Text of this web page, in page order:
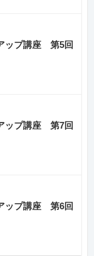
ップ講座 第5回
ップ講座 第7回
ップ講座 第6回